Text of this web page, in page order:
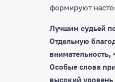
формируют
Лучшим судьей
Отдельную
внимательность,
Особые слова
высокий